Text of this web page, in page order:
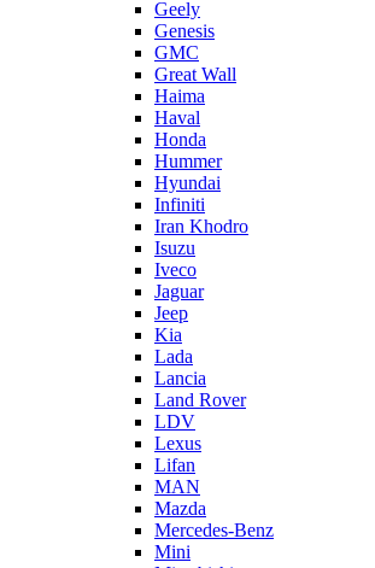
Geely
Genesis
GMC
Great Wall
Haima
Haval
Honda
Hummer
Hyundai
Infiniti
Iran Khodro
Isuzu
Iveco
Jaguar
Jeep
Kia
Lada
Lancia
Land Rover
LDV
Lexus
Lifan
MAN
Mazda
Mercedes-Benz
Mini